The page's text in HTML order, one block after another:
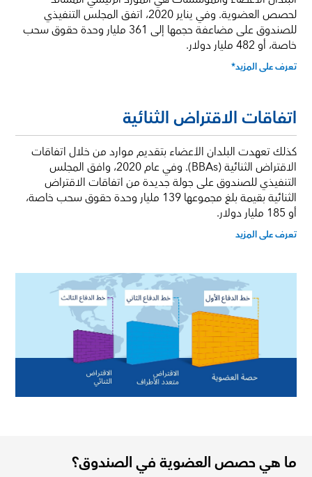
لحصص العضوية. وفي يناير 2020، اتفق المجلس التنفيذي
للصندوق على مضاعفة حجمها إلى 361 مليار وحدة حقوق سحب
خاصة، أو 482 مليار دولار.
تعرف على المزيد*
اتفاقات الاقتراض الثنائية
كذلك تعهدت البلدان الأعضاء بتقديم موارد من خلال اتفاقات
الاقتراض الثنائية (BBAs). وفي عام 2020، وافق المجلس
التنفيذي للصندوق على جولة جديدة من اتفاقات الاقتراض
الثنائية بقيمة بلغ مجموعها 139 مليار وحدة حقوق سحب خاصة،
أو 185 مليار دولار.
تعرف على المزيد
ما هي حصص العضوية في الصندوق؟